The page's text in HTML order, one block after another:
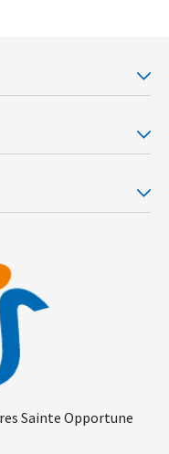
JE SOUHAITE
LA MMJ
Sainte Opportune